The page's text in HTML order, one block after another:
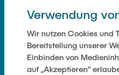
Kontakt
Anfahrt
Presse und Medien
Merchandise-Shop
Verwendung
Wir nutzen Cookies und
Bereitstellung unserer
Einbinden von
auf „Akzeptieren“